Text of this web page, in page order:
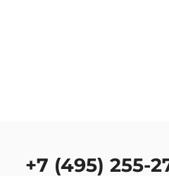
+7 (495) 255-